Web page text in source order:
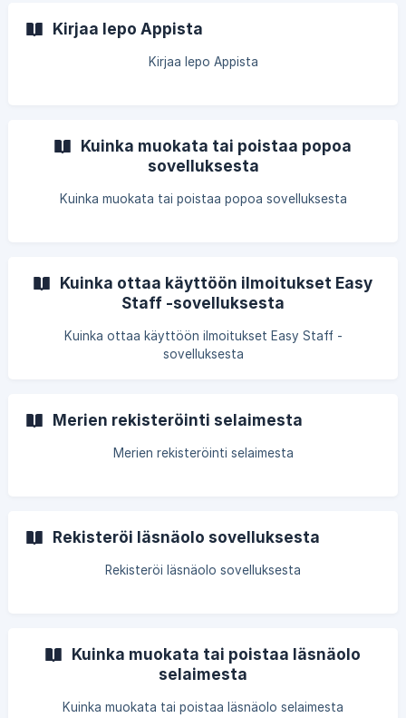
Kirjaa lepo Appista
Kirjaa lepo Appista
Kuinka muokata tai poistaa popoa
sovelluksesta
Kuinka muokata tai poistaa popoa sovelluksesta
Kuinka ottaa käyttöön ilmoitukset Easy
Staff -sovelluksesta
Kuinka ottaa käyttöön ilmoitukset Easy Staff -
sovelluksesta
Merien rekisteröinti selaimesta
Merien rekisteröinti selaimesta
Rekisteröi läsnäolo sovelluksesta
Rekisteröi läsnäolo sovelluksesta
Kuinka muokata tai poistaa läsnäolo
selaimesta
Kuinka muokata tai poistaa läsnäolo selaimesta